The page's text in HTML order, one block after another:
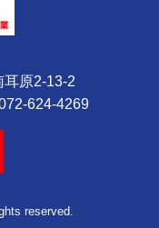
耳原2-13-2
624-4269
reserved.